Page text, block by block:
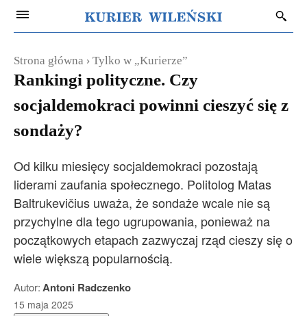
Strona główna Tylko w „Kurierze”
Rankingi polityczne. Czy
socjaldemokraci powinni cieszyć się z
sondaży?
Od kilku miesięcy socjaldemokraci pozostają
liderami zaufania społecznego. Politolog Matas
Baltrukevičius uważa, że sondaże wcale nie są
przychylne dla tego ugrupowania, ponieważ na
początkowych etapach zazwyczaj rząd cieszy się o
wiele większą popularnością.
Autor:Antoni Radczenko
15 maja 2025